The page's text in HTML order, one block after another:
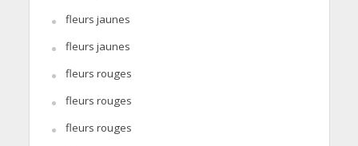
fleurs jaunes
fleurs jaunes
fleurs rouges
fleurs rouges
fleurs rouges